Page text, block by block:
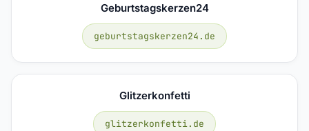
Geburtstagskerzen24
geburtstagskerzen24.de
Glitzerkonfetti
glitzerkonfetti.de